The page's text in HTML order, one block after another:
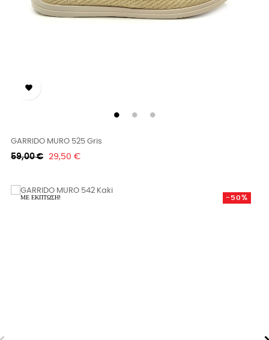

GARRIDO MURO 525 Gris
Κανονική
59,00 € Τιμή
29,50 €
ΜΕ ΈΚΠΤΩΣΗ! -50%